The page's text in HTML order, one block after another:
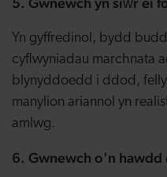
Yn gyffredinol, bydd
cyflwyniadau marchnata
blynyddoedd i ddod,
manylion ariannol yn
amlwg.
6. Gwnewch o'n hawdd